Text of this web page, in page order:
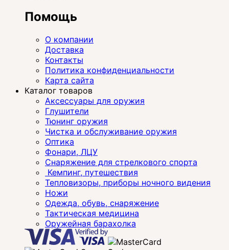
Помощь
О компании
Доставка
Контакты
Политика конфиденциальности
Карта сайта
Каталог товаров
Аксессуары для оружия
Глушители
Тюнинг оружия
Чистка и обслуживание оружия
Оптика
Фонари, ЛЦУ
Снаряжение для стрелкового спорта
Кемпинг, путешествия
Тепловизоры, приборы ночного видения
Ножи
Одежда, обувь, снаряжение
Тактическая медицина
Оружейная барахолка